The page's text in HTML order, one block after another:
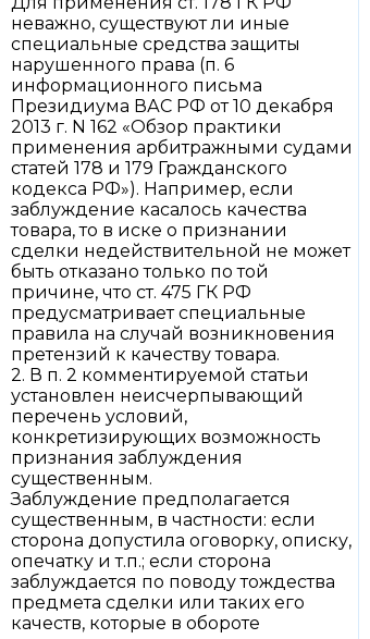
неважно, существуют ли иные
специальные средства защиты
нарушенного права (п. 6
информационного письма
Президиума ВАС РФ от 10 декабря
2013 г. N 162 «Обзор практики
применения арбитражными судами
статей 178 и 179 Гражданского
кодекса РФ»). Например, если
заблуждение касалось качества
товара, то в иске о признании
сделки недействительной не может
быть отказано только по той
причине, что ст. 475 ГК РФ
предусматривает специальные
правила на случай возникновения
претензий к качеству товара.
2. В п. 2 комментируемой статьи
установлен неисчерпывающий
перечень условий,
конкретизирующих возможность
признания заблуждения
существенным.
Заблуждение предполагается
существенным, в частности: если
сторона допустила оговорку, описку,
опечатку и т.п.; если сторона
заблуждается по поводу тождества
предмета сделки или таких его
качеств, которые в обороте